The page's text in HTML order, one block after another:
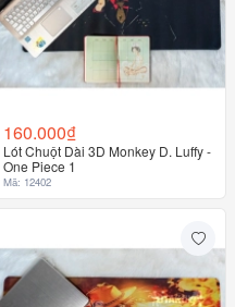
160.000₫
Lót Chuột Dài 3D Monkey D. Luffy -
One Piece 1
Mã: 12402